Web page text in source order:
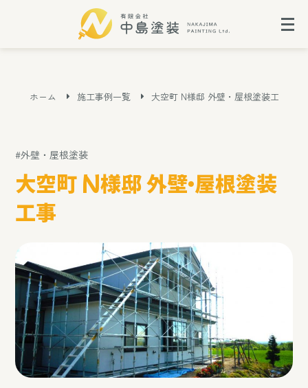
ホーム 施工事例一覧 大空町 N様邸 外壁・屋根塗装工事
#外壁・屋根塗装
大空町 N様邸 外壁・屋根塗装
工事